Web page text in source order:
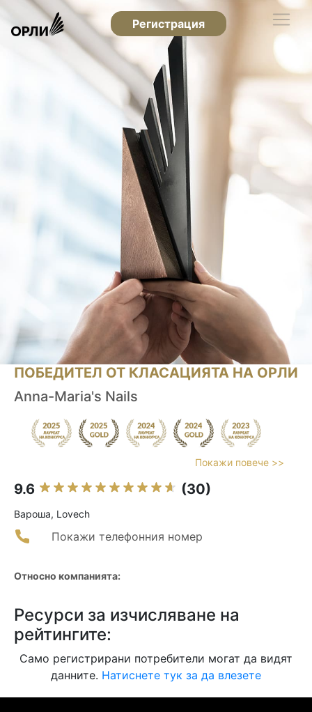
Регистрация
ПОБЕДИТЕЛ ОТ КЛАСАЦИЯТА НА ОРЛИ
Anna-Maria's Nails
Покажи повече >>
9.6 (30)
Вароша, Lovech
Покажи телефонния номер
Относно компанията:
Ресурси за изчисляване на
рейтингите:
Само регистрирани потребители могат да видят
данните. Натиснете тук за да влезете